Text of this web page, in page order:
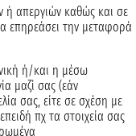
ή απεργιών καθώς και σε
επηρεάσει την μεταφορά
ή/και η μέσω
μαζί σας (εάν
σας, είτε σε σχέση με
πχ τα στοιχεία σας